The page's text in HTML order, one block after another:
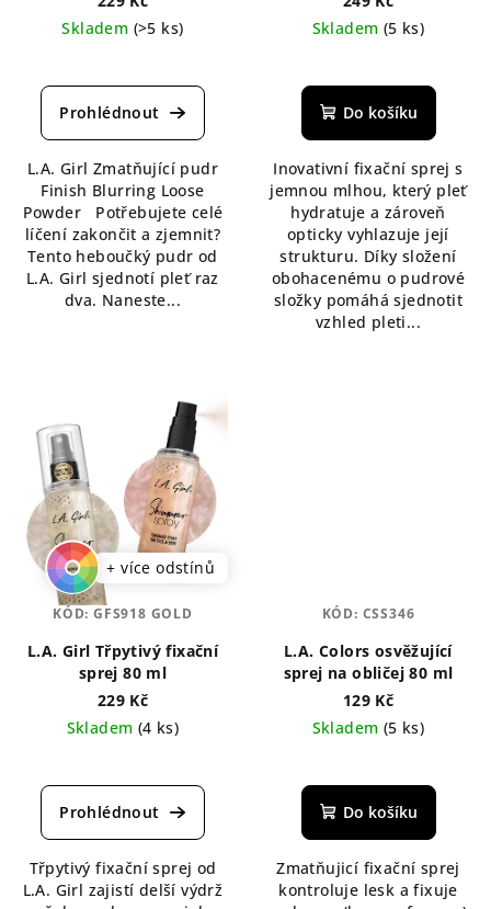
Skladem (>5 ks)
hodnocení
produktu
z
5
hvězdiček.
L.A. Girl Zmatňující pudr
Finish Blurring Loose
Powder Potřebujete celé
líčení zakončit a zjemnit?
Tento heboučký pudr od
L.A. Girl sjednotí pleť raz
dva. Naneste...
Skladem (5 ks)
hodnocení
produktu
z
5
hvězdiček.
Do košíku
Inovativní fixační sprej s
jemnou mlhou, který pleť
hydratuje a zároveň
opticky vyhlazuje její
strukturu. Díky složení
obohacenému o pudrové
složky pomáhá sjednotit
vzhled pleti...
+ více odstínů
L.A. Girl Třpytivý fixační
sprej 80 ml
229 Kč
Skladem (4 ks)
hodnocení
produktu
z
5
Třpytivý fixační sprej od
L.A. Girl zajistí delší výdrž
KÓD:GFS918 GOLD
L.A. Colors osvěžující
sprej na obličej 80 ml
129 Kč
Skladem (5 ks)
hodnocení
produktu
z
5
Do košíku
Zmatňujicí fixační sprej
kontroluje lesk a fixuje
KÓD: CSS346